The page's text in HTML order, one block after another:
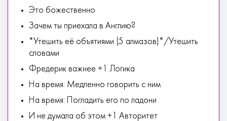
Это божественно
Зачем ты приехала в Англию?
*Утешить её объятиями (5 алмазов)*/Утешить
словами
Фредерик важнее +1 Логика
На время: Медленно говорить с ним
На время: Погладить его по ладони
И не думала об этом +1 Авторитет